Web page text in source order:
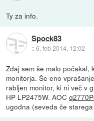
Ty za info.
Spock83
::6. feb 2014, 12:02
Zdaj sem še malo počakal,
monitorja. Še eno
rabljen monitor, ki ni več v
HP LP2475W. AOC
ugodna (seveda če